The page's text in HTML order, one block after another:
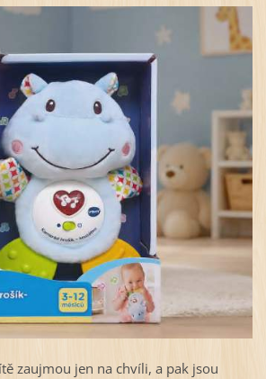
zaujmou jen na chvíli, a pak jsou